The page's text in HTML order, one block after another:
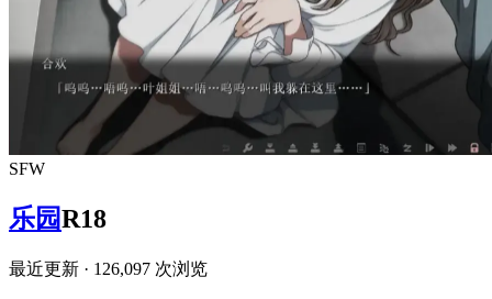
SFW
乐园R18
最近更新 · 126,097 次浏览